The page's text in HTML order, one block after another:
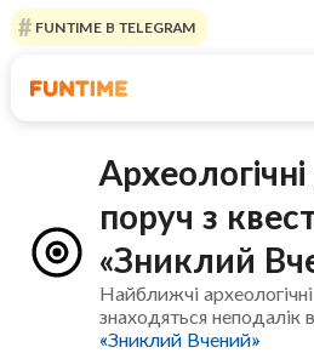
FUNTIME В TELEGRAM
поруч з
«Зниклий
Найближчі
знаходяться неподалік
«Зниклий Вчений»